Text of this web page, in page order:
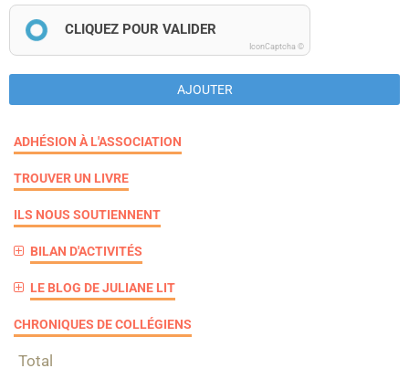
CLIQUEZ POUR VALIDER
IconCaptcha ©
AJOUTER
ADHÉSION À L'ASSOCIATION
TROUVER UN LIVRE
ILS NOUS SOUTIENNENT
BILAN D'ACTIVITÉS
LE BLOG DE JULIANE LIT
CHRONIQUES DE COLLÉGIENS
Total